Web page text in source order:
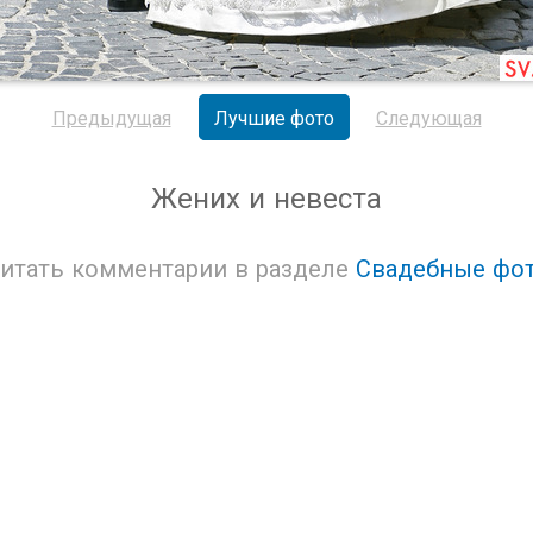
Предыдущая Лучшие фото Следующая
Жених и невеста
комментарии в разделе Свадебные